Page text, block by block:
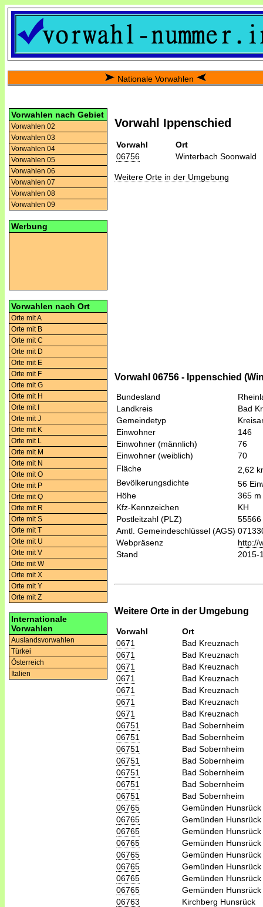
Nationale Vorwahlen
Vorwahlen nach Gebiet
Vorwahlen 02
Vorwahlen 03
Vorwahlen 04
Vorwahlen 05
Vorwahlen 06
Vorwahlen 07
Vorwahlen 08
Vorwahlen 09
Werbung
Vorwahlen nach Ort
Orte mit A
Orte mit B
Orte mit C
Orte mit D
Orte mit E
Orte mit F
Orte mit G
Orte mit H
Orte mit I
Orte mit J
Orte mit K
Orte mit L
Orte mit M
Orte mit N
Orte mit O
Orte mit P
Orte mit Q
Orte mit R
Orte mit S
Orte mit T
Orte mit U
Orte mit V
Orte mit W
Orte mit X
Orte mit Y
Orte mit Z
Internationale
Vorwahlen
Auslandsvorwahlen
Türkei
Österreich
Italien
Vorwahl Ippenschied
Vorwahl
Ort
06756
Winterbach Soonwald
Weitere Orte in der Umgebung
Vorwahl 06756 - Ippenschied
Bundesland
Landkreis
Bad
Gemeindetyp
Einwohner
146
Einwohner (männlich)
76
Einwohner (weiblich)
70
Fläche
2,62
Bevölkerungsdichte
56
Höhe
365 m
Kfz-Kennzeichen
KH
Postleitzahl (PLZ)
55566
Amtl. Gemeindeschlüssel (AGS)
Webpräsenz
http://
Stand
2015-
Weitere Orte in der Umgebung
Vorwahl
Ort
0671
Bad Kreuznach
0671
Bad Kreuznach
0671
Bad Kreuznach
0671
Bad Kreuznach
0671
Bad Kreuznach
0671
Bad Kreuznach
0671
Bad Kreuznach
06751
Bad Sobernheim
06751
Bad Sobernheim
06751
Bad Sobernheim
06751
Bad Sobernheim
06751
Bad Sobernheim
06751
Bad Sobernheim
06751
Bad Sobernheim
06765
Gemünden Hunsrück
06765
Gemünden Hunsrück
06765
Gemünden Hunsrück
06765
Gemünden Hunsrück
06765
Gemünden Hunsrück
06765
Gemünden Hunsrück
06765
Gemünden Hunsrück
06765
Gemünden Hunsrück
06763
Kirchberg Hunsrück